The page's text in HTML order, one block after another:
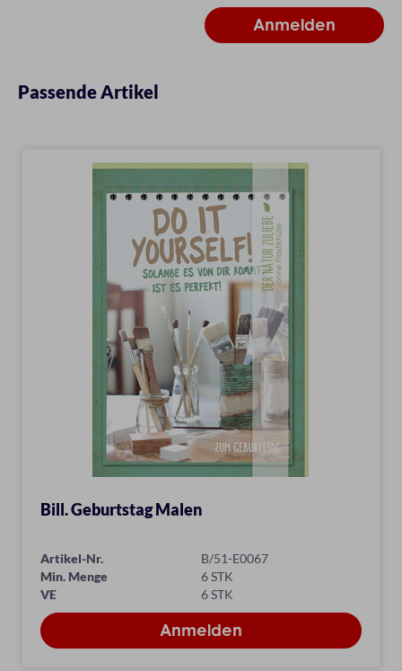
Passende Artikel
Bill. Geburtstag Malen
Artikel-Nr.
B/51-E0067
Min. Menge
6 STK
VE
6 STK